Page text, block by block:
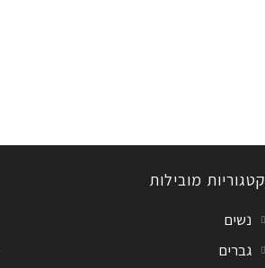
קטגוריות מובילות
נשים
גברים